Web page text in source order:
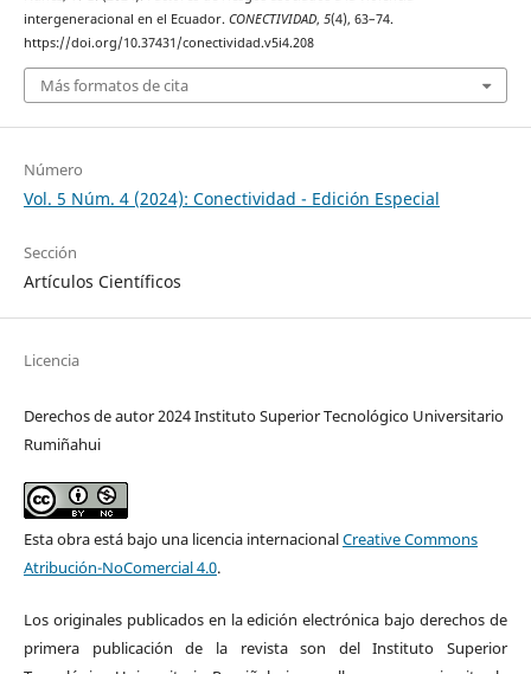
intergeneracional en el Ecuador. CONECTIVIDAD, 5(4), 63–74.
https://doi.org/10.37431/conectividad.v5i4.208
Más formatos de cita
Número
Vol. 5 Núm. 4 (2024): Conectividad - Edición Especial
Sección
Artículos Científicos
Licencia
Derechos de autor 2024 Instituto Superior Tecnológico Universitario
Rumiñahui
Esta obra está bajo una licencia internacionalCreative Commons
Atribución-NoComercial 4.0.
Los originales publicados en la edición electrónica bajo derechos de
primera publicación de la revista son del Instituto Superior